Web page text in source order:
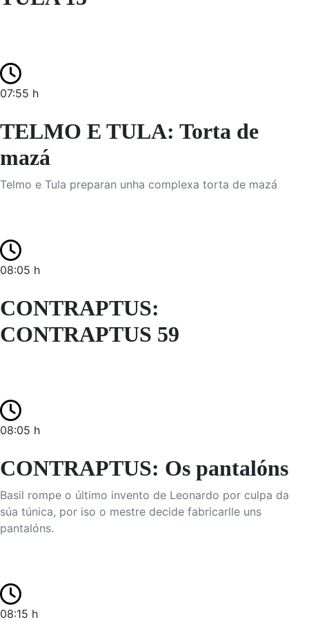
07:55 h
TELMO E TULA: Torta de
mazá
Telmo e Tula preparan unha complexa torta de mazá
08:05 h
CONTRAPTUS:
CONTRAPTUS 59
08:05 h
CONTRAPTUS: Os pantalóns
Basil rompe o último invento de Leonardo por culpa da
súa túnica, por iso o mestre decide fabricarlle uns
pantalóns.
08:15 h